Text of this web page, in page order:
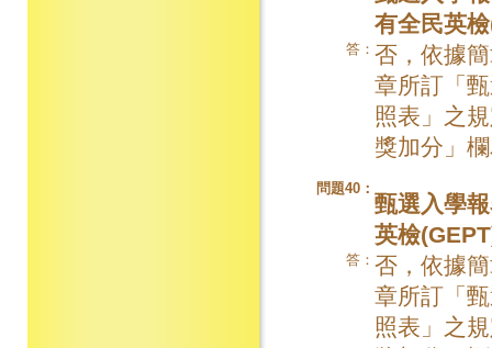
有全民英
答： 否，依據
章所訂「
照表」之
獎加分」
問題40：
甄選入學
英檢
答： 否，依據
章所訂「
照表」之